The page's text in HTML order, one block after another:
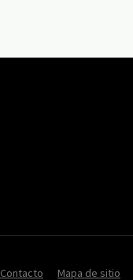
Contacto Mapa de sitio